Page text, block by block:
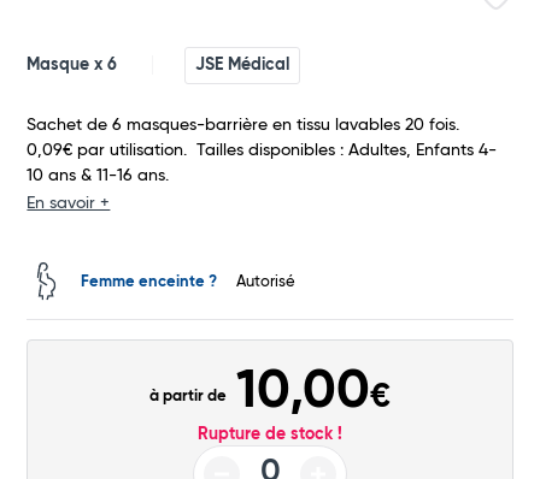
Total
Commander
Masque x 6 JSE Médical
Sachet de 6 masques-barrière en tissu lavables 20 fois.
0,09€ par utilisation. Tailles disponibles : Adultes, Enfants 4-
10 ans & 11-16 ans.
En savoir +
Femme enceinte ? Autorisé
à partir de 10,00€
Rupture de stock !